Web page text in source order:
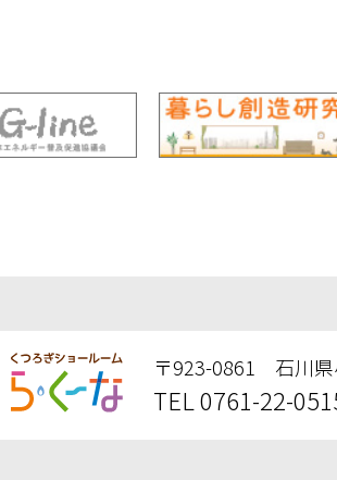
〒923-0861 石川県
TEL 0761-22-